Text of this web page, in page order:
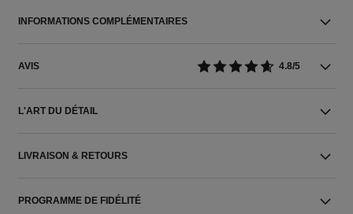
INFORMATIONS COMPLÉMENTAIRES
AVIS 4.8/5
L'ART DU DÉTAIL
LIVRAISON & RETOURS
PROGRAMME DE FIDÉLITÉ